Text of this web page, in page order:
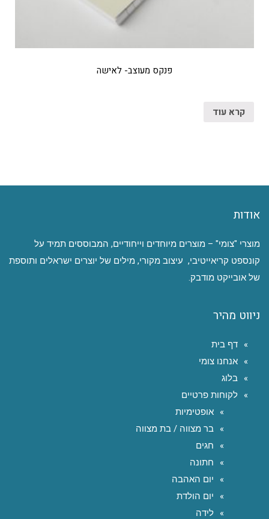
פנקס מעוצב- לאישה
קרא עוד
אודות
מוצרי "צומי" – מוצרים מיוחדים וייחודיים, המבוססים תמיד על
קונספט קריאייטיבי, עיצוב מקורי, מילים של יוצרים ישראלים ותוספת
של אובייקט מודבק.
ניווט מהיר
דף בית
אנחנו צומי
בלוג
לקוחות פרטיים
אופטימיות
בר מצווה / בת מצווה
חגים
חתונה
יום האהבה
יום הולדת
לידה